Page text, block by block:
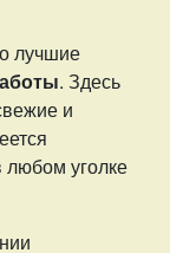
лучшие
. Здесь
и
уголке